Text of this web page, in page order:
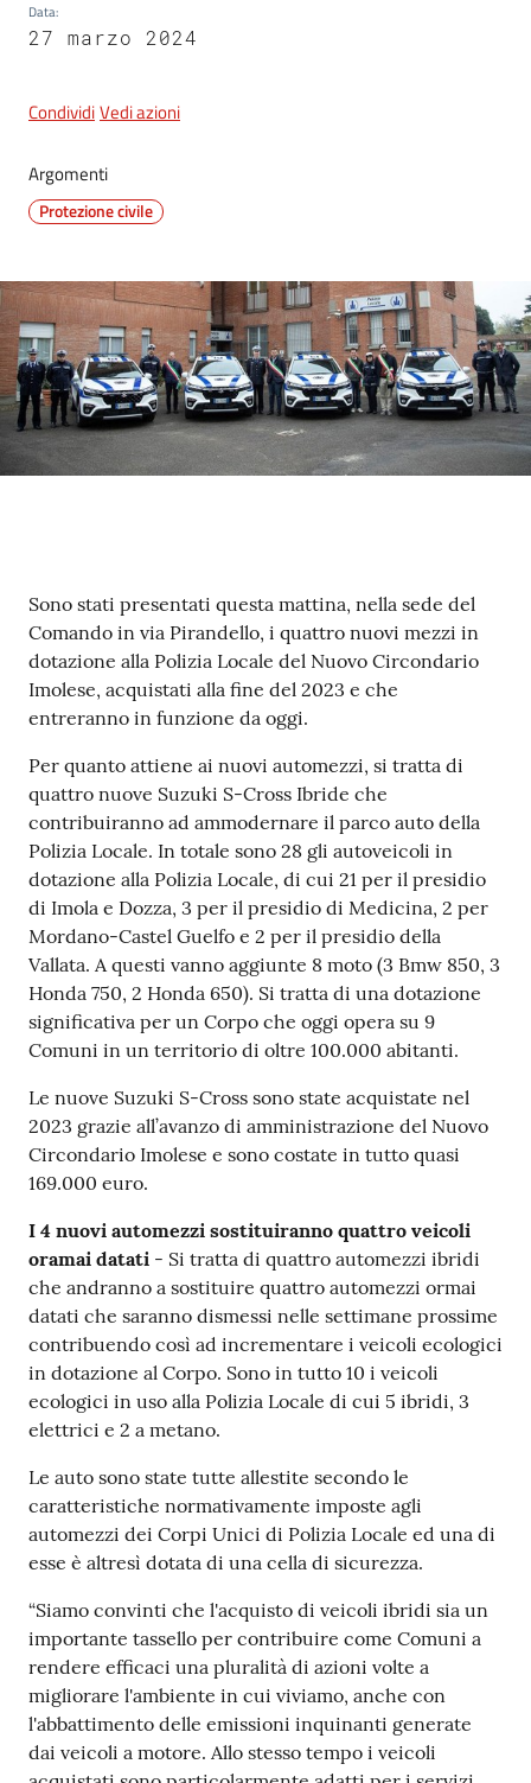
Data:
27 marzo 2024
CondividiVedi azioni
Argomenti
Protezione civile
Contenuto
Sono stati presentati questa mattina, nella sede del
Comando in via Pirandello, i quattro nuovi mezzi in
dotazione alla Polizia Locale del Nuovo Circondario
Imolese, acquistati alla fine del 2023 e che
entreranno in funzione da oggi.
Per quanto attiene ai nuovi automezzi, si tratta di
quattro nuove Suzuki S-Cross Ibride che
contribuiranno ad ammodernare il parco auto della
Polizia Locale. In totale sono 28 gli autoveicoli in
dotazione alla Polizia Locale, di cui 21 per il presidio
di Imola e Dozza, 3 per il presidio di Medicina, 2 per
Mordano-Castel Guelfo e 2 per il presidio della
Vallata. A questi vanno aggiunte 8 moto (3 Bmw 850, 3
Honda 750, 2 Honda 650). Si tratta di una dotazione
significativa per un Corpo che oggi opera su 9
Comuni in un territorio di oltre 100.000 abitanti.
Le nuove Suzuki S-Cross sono state acquistate nel
2023 grazie all’avanzo di amministrazione del Nuovo
Circondario Imolese e sono costate in tutto quasi
169.000 euro.
I 4 nuovi automezzi sostituiranno quattro veicoli
oramai datati - Si tratta di quattro automezzi ibridi
che andranno a sostituire quattro automezzi ormai
datati che saranno dismessi nelle settimane prossime
contribuendo così ad incrementare i veicoli ecologici
in dotazione al Corpo. Sono in tutto 10 i veicoli
ecologici in uso alla Polizia Locale di cui 5 ibridi, 3
elettrici e 2 a metano.
Le auto sono state tutte allestite secondo le
caratteristiche normativamente imposte agli
automezzi dei Corpi Unici di Polizia Locale ed una di
esse è altresì dotata di una cella di sicurezza.
“Siamo convinti che l'acquisto di veicoli ibridi sia un
importante tassello per contribuire come Comuni a
rendere efficaci una pluralità di azioni volte a
migliorare l'ambiente in cui viviamo, anche con
l'abbattimento delle emissioni inquinanti generate
dai veicoli a motore. Allo stesso tempo i veicoli